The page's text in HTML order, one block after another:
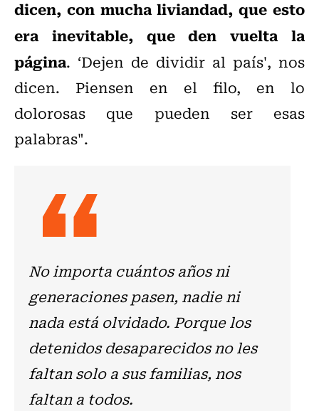
dicen, con mucha liviandad, que esto
era inevitable, que den vuelta la
página. ‘Dejen de dividir al país', nos
dicen. Piensen en el filo, en lo
dolorosas que pueden ser esas
palabras".
No importa cuántos años ni
generaciones pasen, nadie ni
nada está olvidado. Porque los
detenidos desaparecidos no les
faltan solo a sus familias, nos
faltan a todos.